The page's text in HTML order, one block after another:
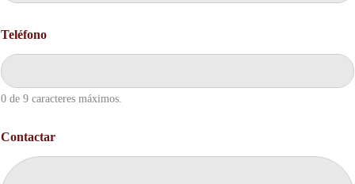
Teléfono
0 de 9 caracteres máximos.
Contactar